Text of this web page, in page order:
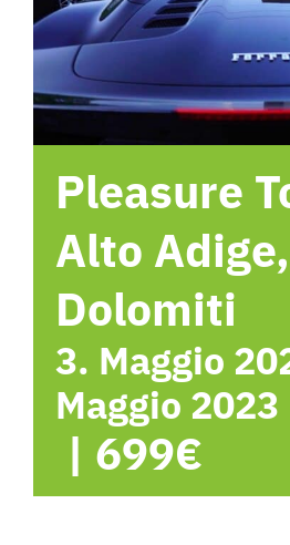
Hotel
Contattami
Pleasure
Alto Adige,
Dolomiti
3. Maggio
Maggio 2023
| 699€